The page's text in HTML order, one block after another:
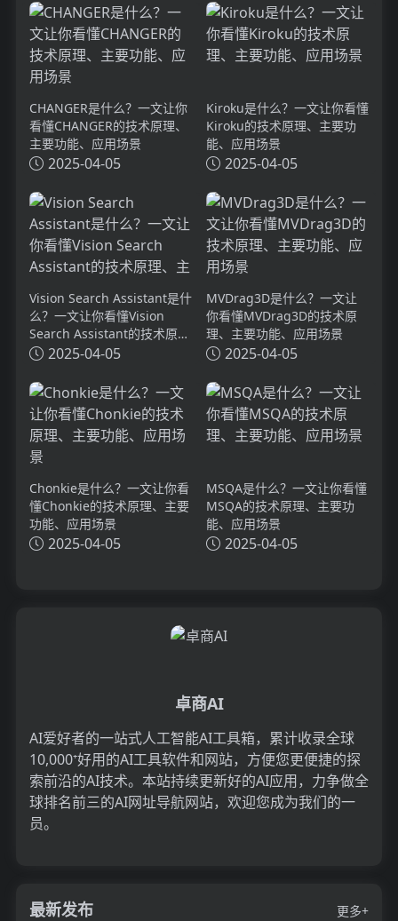
CHANGER是什么？一文让你
看懂CHANGER的技术原理、
主要功能、应用场景
2025-04-05
Kiroku是什么？一文让你看懂
Kiroku的技术原理、主要功
能、应用场景
2025-04-05
Vision Search Assistant是什
么？一文让你看懂Vision
Search Assistant的技术原
理、主要功能、应用场景
2025-04-05
MVDrag3D是什么？一文让
你看懂MVDrag3D的技术原
理、主要功能、应用场景
2025-04-05
Chonkie是什么？一文让你看
懂Chonkie的技术原理、主要
功能、应用场景
2025-04-05
MSQA是什么？一文让你看懂
MSQA的技术原理、主要功
能、应用场景
2025-04-05
卓商AI
AI爱好者的一站式人工智能AI工具箱，累计收录全球
10,000⁺好用的AI工具软件和网站，方便您更便捷的探
索前沿的AI技术。本站持续更新好的AI应用，力争做全
球排名前三的AI网址导航网站，欢迎您成为我们的一
员。
最新发布
更多+